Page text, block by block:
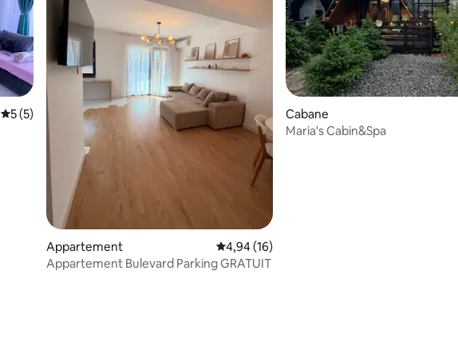
Évaluation moyenne sur la base de 5 commentaires : 5 sur 5
5 (5)
Appartement Évaluation moyenne sur la base de 16
4,94 (16)
Appartement Bulevard Parking GRATUIT
Cabane
Maria's Cabin&Spa